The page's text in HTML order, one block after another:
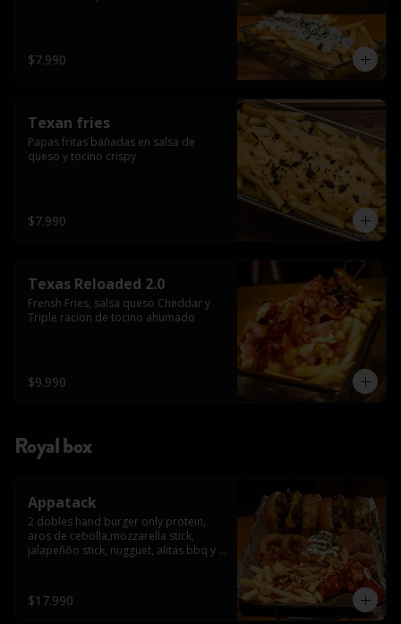
$7.990
Texan fries
Papas fritas bañadas en salsa de
queso y tocino crispy
$7.990
Texas Reloaded 2.0
Frensh Fries, salsa queso Cheddar y
Triple racion de tocino ahumado
$9.990
Royal box
Appatack
2 dobles hand burger only protein,
aros de cebolla,mozzarella stick,
jalapeñõo stick, nugguet, alitas bbq y
$17.990